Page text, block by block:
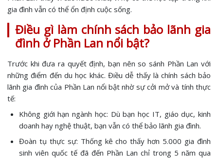
gia đình vẫn có thể ổn định cuộc sống.
Điều gì làm chính sách bảo lãnh gia
đình ở Phần Lan nổi bật?
Trước khi đưa ra quyết định, bạn nên so sánh Phần Lan với
những điểm đến du học khác. Điều dễ thấy là chính sách bảo
lãnh gia đình của Phần Lan nổi bật nhờ sự cởi mở và tính thực
tế:
Không giới hạn ngành học: Dù bạn học IT, giáo dục, kinh
doanh hay nghệ thuật, bạn vẫn có thể bảo lãnh gia đình.
Đoàn tụ thực sự: Thống kê cho thấy hơn 5.000 gia đình
sinh viên quốc tế đã đến Phần Lan chỉ trong 5 năm qua